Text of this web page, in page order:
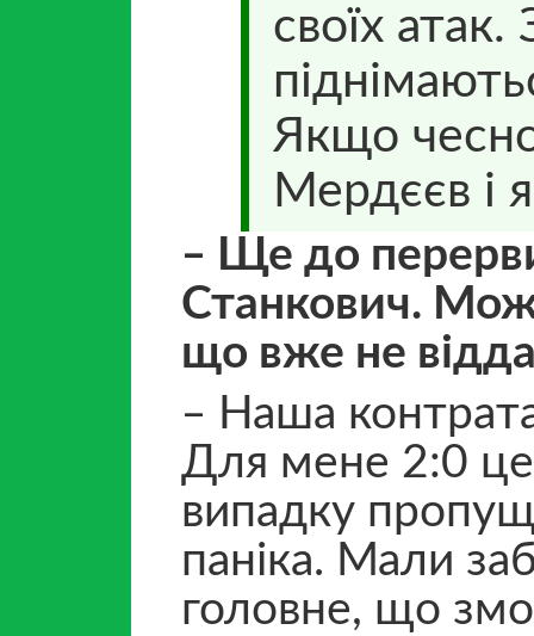
своїх
Якщо
Мердєєв і
‒ Ще до
Станкович.
що вже не
‒ Наша
Для мене 2:0
випадку
паніка. Мали
головне, що